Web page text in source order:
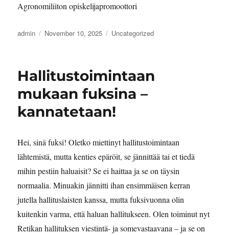
Agronomiliiton opiskelijapromoottori
Author
admin
Posted
November 10, 2025 Categories
Uncategorized
Hallitustoimintaan
mukaan fuksina –
kannatetaan!
Hei, sinä fuksi! Oletko miettinyt hallitustoimintaan
lähtemistä, mutta kenties epäröit, se jännittää tai et tiedä
mihin pestiin haluaisit? Se ei haittaa ja se on täysin
normaalia. Minuakin jännitti ihan ensimmäisen kerran
jutella hallituslaisten kanssa, mutta fuksivuonna olin
kuitenkin varma, että haluan hallitukseen. Olen toiminut nyt
Retikan hallituksen viestintä- ja somevastaavana – ja se on